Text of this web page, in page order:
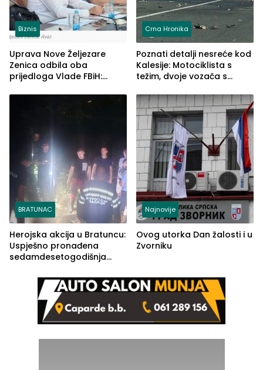
Biznis
Uprava Nove Željezare
Zenica odbila oba
prijedloga Vlade FBiH:
rješenje
Crna Hronika
Poznati detalji nesreće kod
Kalesije: Motociklista s
težim, dvoje vozača s
BRATUNAC
Herojska akcija u Bratuncu:
Uspješno pronađena
sedamdesetogodišnja
Kravice.
Najnovije
Ovog utorka Dan žalosti i u
Zvorniku